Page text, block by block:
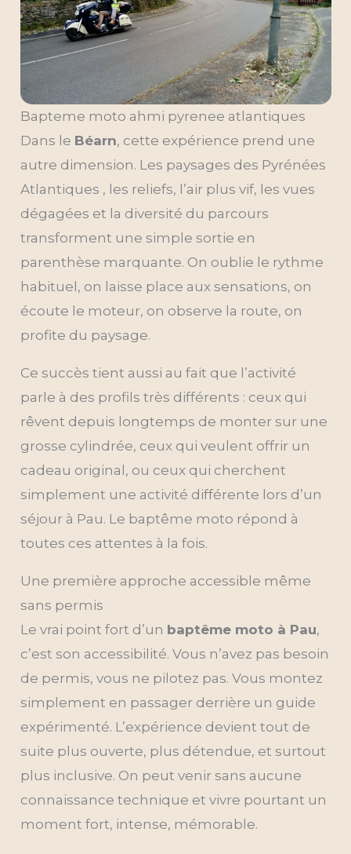
Bapteme moto ahmi pyrenee atlantiques
Dans le Béarn, cette expérience prend une
autre dimension. Les paysages des Pyrénées
Atlantiques , les reliefs, l’air plus vif, les vues
dégagées et la diversité du parcours
transforment une simple sortie en
parenthèse marquante. On oublie le rythme
habituel, on laisse place aux sensations, on
écoute le moteur, on observe la route, on
profite du paysage.
Ce succès tient aussi au fait que l’activité
parle à des profils très différents : ceux qui
rêvent depuis longtemps de monter sur une
grosse cylindrée, ceux qui veulent offrir un
cadeau original, ou ceux qui cherchent
simplement une activité différente lors d’un
séjour à Pau. Le baptême moto répond à
toutes ces attentes à la fois.
Une première approche accessible même
sans permis
Le vrai point fort d’un baptême moto à Pau,
c’est son accessibilité. Vous n’avez pas besoin
de permis, vous ne pilotez pas. Vous montez
simplement en passager derrière un guide
expérimenté. L’expérience devient tout de
suite plus ouverte, plus détendue, et surtout
plus inclusive. On peut venir sans aucune
connaissance technique et vivre pourtant un
moment fort, intense, mémorable.